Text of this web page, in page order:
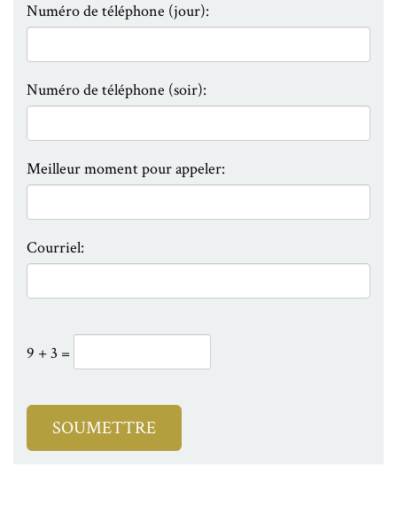
Numéro de téléphone (jour):
Numéro de téléphone (soir):
Meilleur moment pour appeler:
Courriel:
9 + 3 =